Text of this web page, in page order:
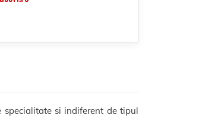
specialitate si indiferent de tipul